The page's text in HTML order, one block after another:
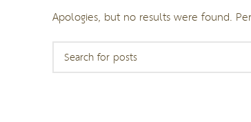
Apologies, but no results were found.